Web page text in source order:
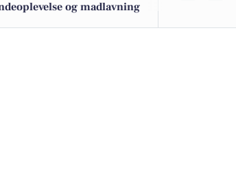
og madlavning